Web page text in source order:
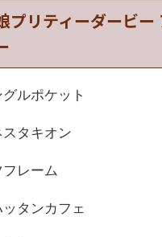
プリティーダービ
ルポケット
タキオン
フレーム
タンカフェ